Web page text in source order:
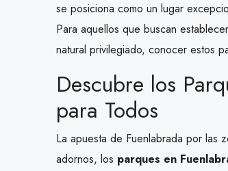
se posiciona como un lugar
Para aquellos que buscan
natural privilegiado, conocer estos
Descubre los
para Todos
La apuesta de Fuenlabrada por las
adornos, los parques en